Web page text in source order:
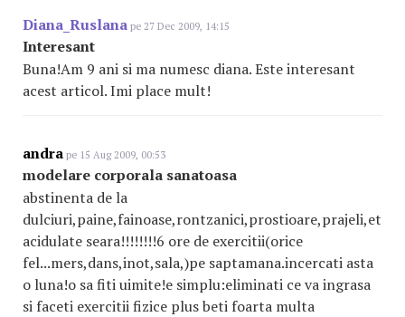
Diana_Ruslana pe 27 Dec 2009, 14:15
Interesant
Buna!Am 9 ani si ma numesc diana. Este interesant
acest articol. Imi place mult!
andra pe 15 Aug 2009, 00:53
modelare corporala sanatoasa
abstinenta de la
acidulate seara!!!!!!!!6 ore de exercitii(orice
fel...mers,dans,inot,sala,)pe saptamana.incercati asta
o luna!o sa fiti uimite!e simplu:eliminati ce va ingrasa
si faceti exercitii fizice plus beti foarta multa